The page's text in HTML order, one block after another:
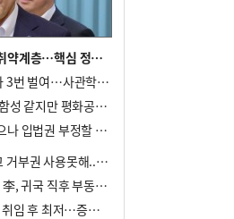
이 대통령 "청년들 거의 취약계층…핵심 정책 재편""
이 대통령 "육사가 쿠데타 3번 벌여…사관학교 통합 신속히 추진"
이 대통령, "메아리 없는 함성 같지만 평화공존책 계속해야"
李 “형소법 개정 논란 있으나 입법권 부정할 만큼은 아냐”(종합)
이 대통령 "의견 다르다고 거부권 사용못해.. 입법권 부정할 상황이라 보기 어려워"
부정평가 첫 50% 넘어선 李, 귀국 직후 부동산·증시 점검(종합)
이 대통령 지지율 45.9% 취임 후 최저…증시 폭락·연임 개헌 논란 영향